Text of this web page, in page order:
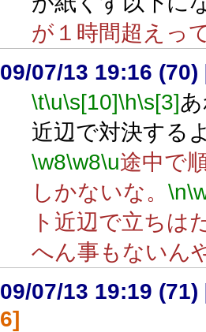
が１時間超えっ
09/07/13 19:16 (70)
\t\u\s[10]\h\s[3]
近辺で対決する
\w8\w8\u途中で
しかないな。 \n
ト近辺で立ちは
へん事もないん
09/07/13 19:19 (71)
6]